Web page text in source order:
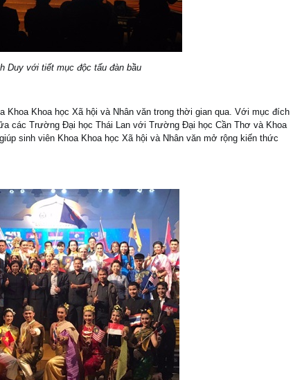
Duy với tiết mục độc tấu đàn bầu
Khoa Khoa học Xã hội và Nhân văn trong thời gian qua. Với mục đích
các Trường Đại học Thái Lan với Trường Đại học Cần Thơ và Khoa
sinh viên Khoa Khoa học Xã hội và Nhân văn mở rộng kiến thức